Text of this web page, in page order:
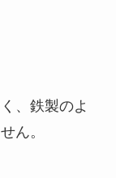
、鉄製のよ
ん。